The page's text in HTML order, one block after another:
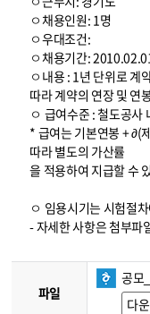
ㅇ채용인원: 1명
ㅇ우대조건:
ㅇ채용기간:
ㅇ내용 : 1년 단위로 계
따라 계약의 연장 및 연
ㅇ 급여수준 : 철도공사
* 급여는 기본연봉 + ∂(
따라 별도의 가산률
을 적용하여 지급할 수
ㅇ 임용시기는 시험절
- 자세한 사항은 첨부파
파일
공모
다